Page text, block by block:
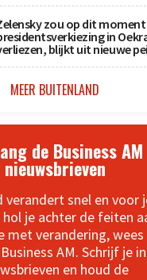
zou op dit moment
in
blijkt uit nieuwe
MEER BUITENLAND
de Business AM
nieuwsbrieven
verandert snel en voor
je achter de feiten
met verandering, wees
AM. Schrijf je
en houd de